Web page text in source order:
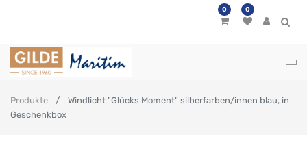
0 0
Produkte
Windlicht "Glücks Moment" silberfarben/innen blau, in
Geschenkbox